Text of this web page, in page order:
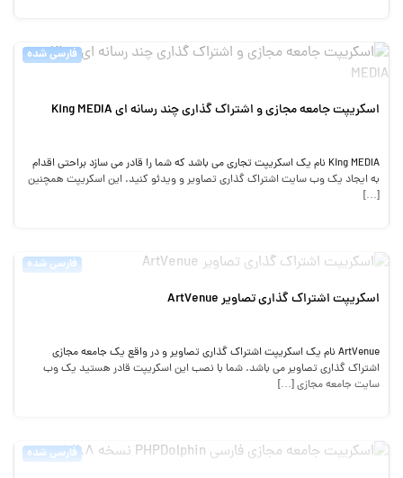
فارسی شده
اسکریپت جامعه مجازی و اشتراک گذاری چند رسانه ای King MEDIA
King MEDIA نام یک اسکریپت تجاری می باشد که شما را قادر می سازد براحتی اقدام
به ایجاد یک وب سایت اشتراک گذاری تصاویر و ویدئو کنید. این اسکریپت همچنین
[…]
فارسی شده
اسکریپت اشتراک گذاری تصاویر ArtVenue
ArtVenue نام یک اسکریپت اشتراک گذاری تصاویر و در واقع یک جامعه مجازی
اشتراک گذاری تصاویر می باشد. شما با نصب این اسکریپت قادر هستید یک وب
سایت جامعه مجازی […]
فارسی شده